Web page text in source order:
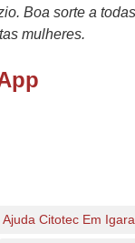
Boa sorte a
mulheres.
Ajuda Citotec Em